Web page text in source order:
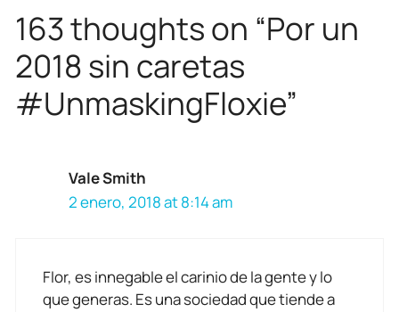
163 thoughts on “Por un
2018 sin caretas
#UnmaskingFloxie”
Vale Smith
2 enero, 2018 at 8:14 am
Flor, es innegable el carinio de la gente y lo
que generas. Es una sociedad que tiende a